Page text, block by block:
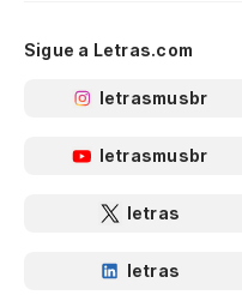
Sigue a Letras.com
letrasmusbr
letrasmusbr
letras
letras